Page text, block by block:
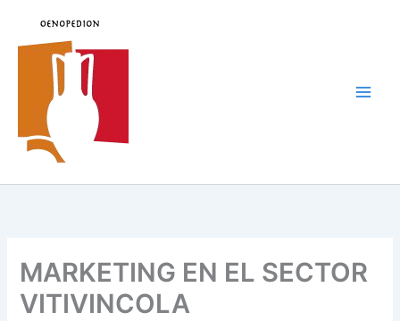
contenido
MARKETING EN EL SECTOR
VITIVINCOLA